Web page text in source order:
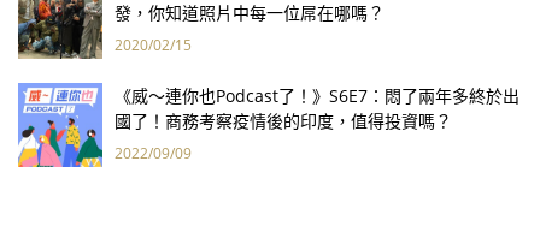
發，你知道照片中每一位屌在哪嗎？
2020/02/15
《威～連你也Podcast了！》S6E7：悶了兩年多終於出
國了！商務考察疫情後的印度，值得投資嗎？
2022/09/09